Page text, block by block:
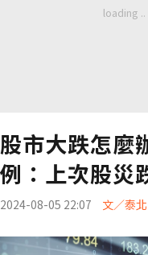
股市大跌怎麼
例：上次股災
2024-08-05 22:07 文／泰